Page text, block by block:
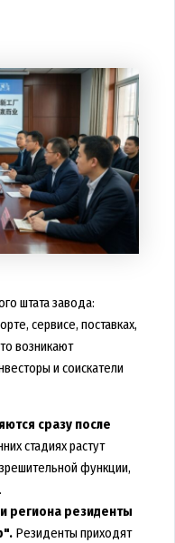
штата завода:
сервисе, поставках,
возникают
и соискатели
сразу после
стадиях растут
функции,
региона резиденты
Резиденты приходят